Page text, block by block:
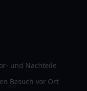
und Nachteile
Besuch vor Ort